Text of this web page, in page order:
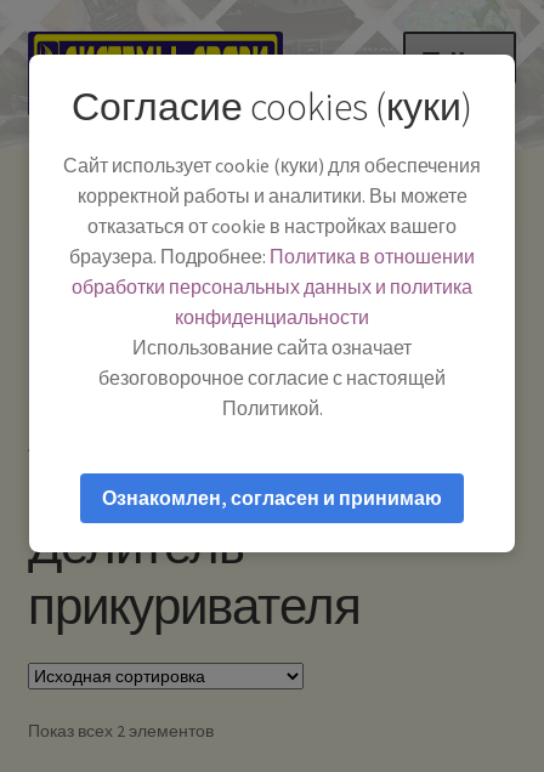
Перейти
навигации
Перейти
содержимому
Меню
Как пользоваться
Полезная информация
Мой аккаунт
Системы Связи:
г. Красноярск, ул.
Работаем:Пн-Пт:
10:00–18:00
-
Телефон:+7-
391-249-1040
Тел.|WA|Telegram:
+79029904090
Делитель
прикуривателя
Показ всех 2 элементов
Согласие cookies (куки)
Сайт использует cookie (куки) для обеспечения
корректной работы и аналитики. Вы можете
отказаться от cookie в настройках вашего
браузера. Подробнее: Политика в отношении
обработки персональных данных и политика
конфиденциальности
Использование сайта означает
безоговорочное согласие с настоящей
Политикой.
Ознакомлен, согласен и принимаю